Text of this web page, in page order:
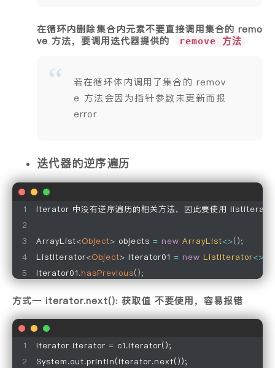
在循环内删除集合内元素不要直接调用集合的 remo
ve 方法，要调用迭代器提供的
remove 方法
若在循环体内调用了集合的 remov
e 方法会因为指针参数未更新而报
error
迭代器的逆序遍历
iterator 中没有逆序遍历的相关方法，因此要使用
ArrayList<Object> objects = new ArrayList<>();
ListIterator<Object> iterator01 = new ListIterator<>
iterator01.hasPrevious();
方式一 iterator.next(): 获取值 不要使用，容易报错
Iterator iterator = c1.iterator();
System.out.println(iterator.next());